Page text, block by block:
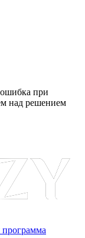
при
над решением
программа